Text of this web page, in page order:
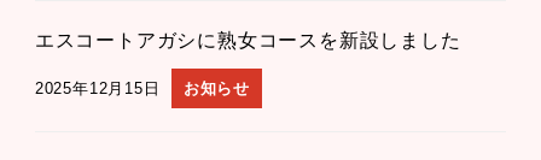
エスコートアガシに熟女コースを新設しました
2025年12月15日 お知らせ